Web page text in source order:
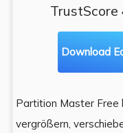
TrustScore
Download
Partition Master Free
vergrößern,